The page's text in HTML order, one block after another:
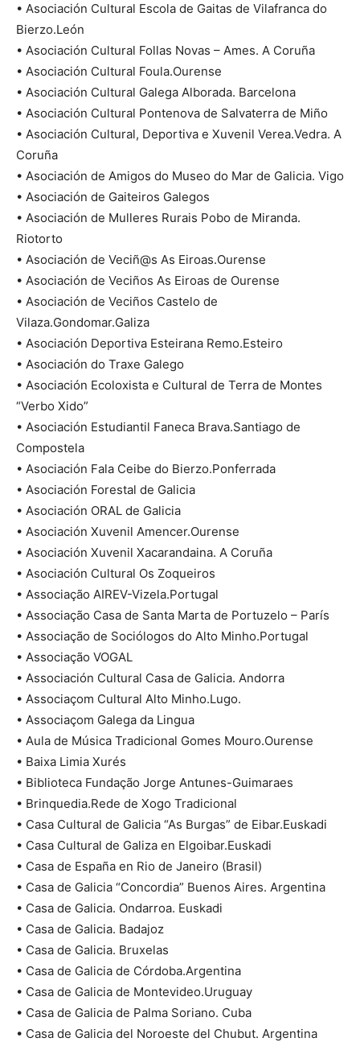
• Asociación Cultural Escola de Gaitas de Vilafranca do
Bierzo.León
• Asociación Cultural Follas Novas – Ames. A Coruña
• Asociación Cultural Foula.Ourense
• Asociación Cultural Galega Alborada. Barcelona
• Asociación Cultural Pontenova de Salvaterra de Miño
• Asociación Cultural, Deportiva e Xuvenil Verea.Vedra. A
Coruña
• Asociación de Amigos do Museo do Mar de Galicia. Vigo
• Asociación de Gaiteiros Galegos
• Asociación de Mulleres Rurais Pobo de Miranda.
Riotorto
• Asociación de Veciñ@s As Eiroas.Ourense
• Asociación de Veciños As Eiroas de Ourense
• Asociación de Veciños Castelo de
Vilaza.Gondomar.Galiza
• Asociación Deportiva Esteirana Remo.Esteiro
• Asociación do Traxe Galego
• Asociación Ecoloxista e Cultural de Terra de Montes
“Verbo Xido”
• Asociación Estudiantil Faneca Brava.Santiago de
Compostela
• Asociación Fala Ceibe do Bierzo.Ponferrada
• Asociación Forestal de Galicia
• Asociación ORAL de Galicia
• Asociación Xuvenil Amencer.Ourense
• Asociación Xuvenil Xacarandaina. A Coruña
• Asociación Cultural Os Zoqueiros
• Associação AIREV-Vizela.Portugal
• Associação Casa de Santa Marta de Portuzelo – París
• Associação de Sociólogos do Alto Minho.Portugal
• Associação VOGAL
• Associación Cultural Casa de Galicia. Andorra
• Associaçom Cultural Alto Minho.Lugo.
• Associaçom Galega da Lingua
• Aula de Música Tradicional Gomes Mouro.Ourense
• Baixa Limia Xurés
• Biblioteca Fundação Jorge Antunes-Guimaraes
• Brinquedia.Rede de Xogo Tradicional
• Casa Cultural de Galicia “As Burgas” de Eibar.Euskadi
• Casa Cultural de Galiza en Elgoibar.Euskadi
• Casa de España en Rio de Janeiro (Brasil)
• Casa de Galicia “Concordia” Buenos Aires. Argentina
• Casa de Galicia. Ondarroa. Euskadi
• Casa de Galicia. Badajoz
• Casa de Galicia. Bruxelas
• Casa de Galicia de Córdoba.Argentina
• Casa de Galicia de Montevideo.Uruguay
• Casa de Galicia de Palma Soriano. Cuba
• Casa de Galicia del Noroeste del Chubut. Argentina